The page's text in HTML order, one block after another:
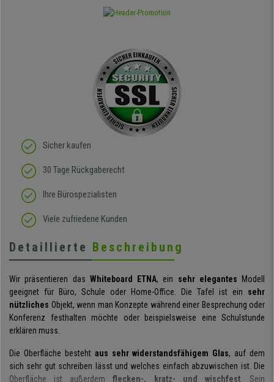
Sicher kaufen
30 Tage Rückgaberecht
Ihre Bürospezialisten
Viele zufriedene Kunden
Detaillierte Beschreibung
Wir präsentieren das Whiteboard ETNA, ein sehr elegantes
Modell
geeignet für Büro, Schule oder Home-Office. Die Tafel ist ein sehr
nützliches Objekt, wenn man Konzepte während einer Besprechung oder
Konferenz festhalten möchte oder beispielsweise eine Schulstunde
erklären muss.
Die Oberfläche besteht aus sehr widerstandsfähigem Glas, auf dem
sich sehr gut schreiben lässt und welches einfach abzuwischen ist. Die
Oberfläche ist außerdemflecken-, kratz- und wischfest. Sein